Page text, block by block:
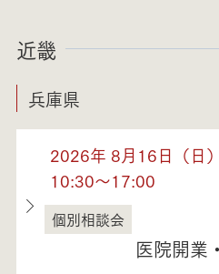
近畿
兵庫県
2026年 8月16日（日）
10:30～17:00
兵庫県
個別相談会
医院開業